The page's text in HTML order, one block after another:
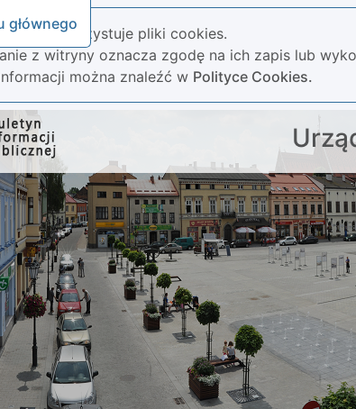
głównego
wykorzystuje pliki cookies.
z witryny oznacza zgodę na ich zapis lub
można znaleźć w Polityce Cookies.